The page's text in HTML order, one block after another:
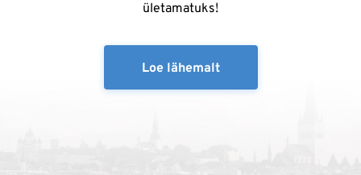
ületamatuks!
Loe lähemalt